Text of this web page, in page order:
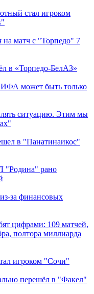
стал игроком
матч с "Торпедо" 7
в «Торпедо-БелАЗ»
может быть только
ситуацию. Этим мы
в "Панатинаикос"
"Родина" рано
за финансовых
цифрами: 109 матчей,
полтора миллиарда
игроком "Сочи"
перешёл в "Факел"